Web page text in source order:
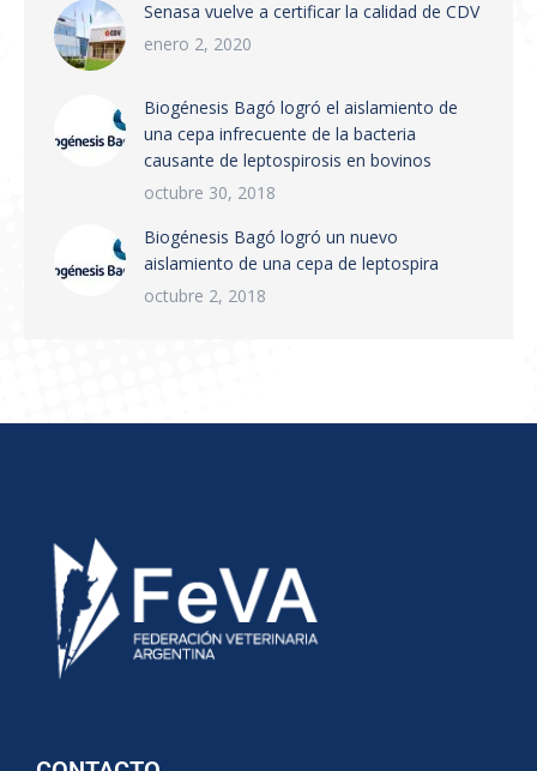
nacional. Puntos principales:…
Senasa vuelve a certificar la calidad de CDV
enero 2, 2020
Biogénesis Bagó logró el aislamiento de
una cepa infrecuente de la bacteria
causante de leptospirosis en bovinos
octubre 30, 2018
Biogénesis Bagó logró un nuevo
aislamiento de una cepa de leptospira
octubre 2, 2018